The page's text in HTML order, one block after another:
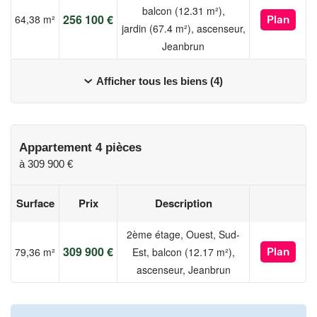
✔️ Environnement naturel exceptionnel
✔️ Proximité de Strasbourg
✔️ Appartements personnalisables
Informations & commercialisation
Les informations sur les risques auxquels ce bien est exposé
www.georisques.gouv.fr
64,38 m² 256 100 €
balcon (12.31 m²),
jardin (67.4 m²), ascenseur,
Jeanbrun
Plan
Afficher tous les biens (4)
Appartement 4 pièces
à 309 900 €
Surface Prix Description
79,36 m² 309 900 €
2ème étage, Ouest, Sud-
Est, balcon (12.17 m²),
ascenseur, Jeanbrun
Plan